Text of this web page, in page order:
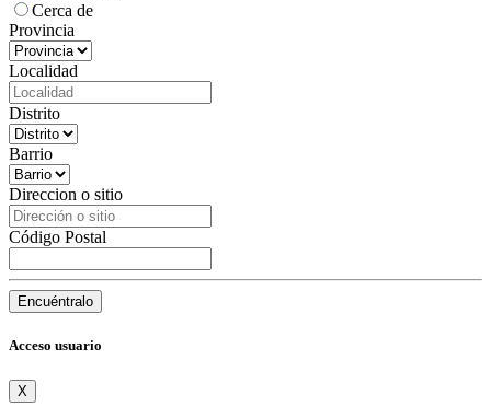
Cerca de
Provincia
Localidad
Distrito
Barrio
Direccion o sitio
Código Postal
Encuéntralo
Acceso usuario
X